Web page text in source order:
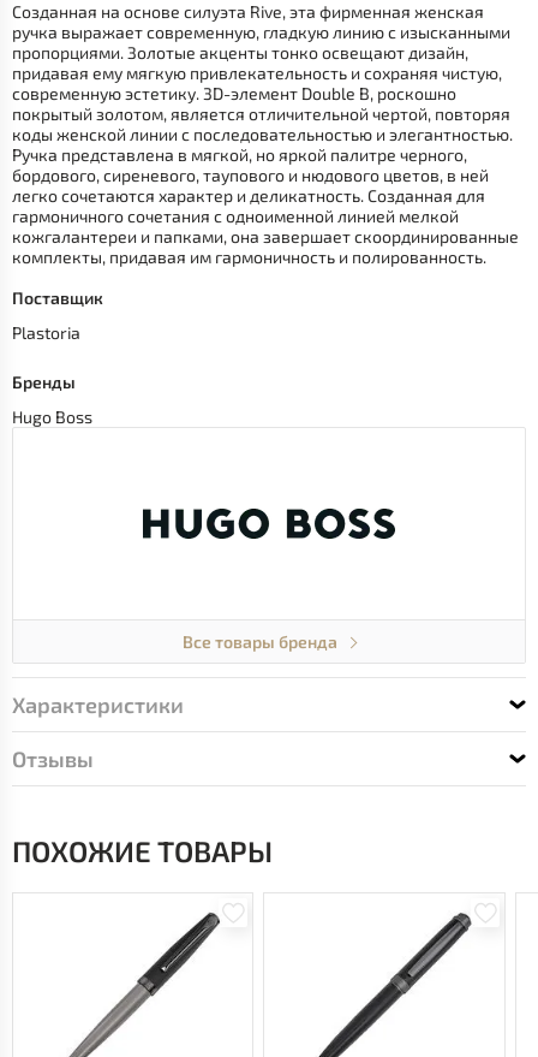
Созданная на основе силуэта Rive, эта фирменная женская
ручка выражает современную, гладкую линию с изысканными
пропорциями. Золотые акценты тонко освещают дизайн,
придавая ему мягкую привлекательность и сохраняя чистую,
современную эстетику. 3D-элемент Double B, роскошно
покрытый золотом, является отличительной чертой, повторяя
коды женской линии с последовательностью и элегантностью.
Ручка представлена в мягкой, но яркой палитре черного,
бордового, сиреневого, таупового и нюдового цветов, в ней
легко сочетаются характер и деликатность. Созданная для
гармоничного сочетания с одноименной линией мелкой
кожгалантереи и папками, она завершает скоординированные
комплекты, придавая им гармоничность и полированность.
Поставщик
Plastoria
Бренды
Hugo Boss
Все товары бренда
Характеристики
Отзывы
ПОХОЖИЕ ТОВАРЫ